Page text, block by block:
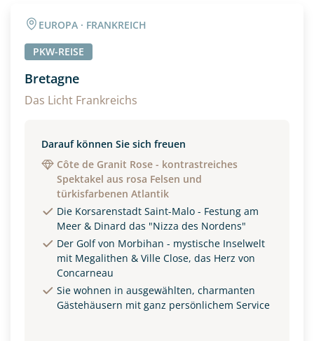
EUROPA · FRANKREICH
PKW-REISE
Bretagne
Das Licht Frankreichs
Darauf können Sie sich freuen
Côte de Granit Rose - kontrastreiches
Spektakel aus rosa Felsen und
türkisfarbenen Atlantik
Die Korsarenstadt Saint-Malo - Festung am
Meer & Dinard das "Nizza des Nordens"
Der Golf von Morbihan - mystische Inselwelt
mit Megalithen & Ville Close, das Herz von
Concarneau
Sie wohnen in ausgewählten, charmanten
Gästehäusern mit ganz persönlichem Service
Alter
Unterkunft
EZ Familienzimmer
Reisebeginn
Option 1 Option 2
Weitere Informationen